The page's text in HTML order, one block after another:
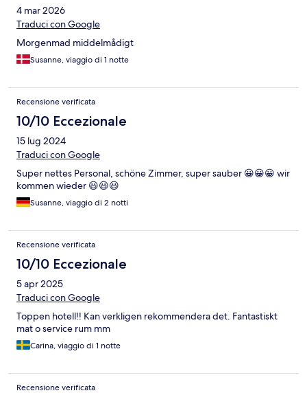
4 mar 2026
Traduci con Google
Morgenmad middelmådigt
Susanne, viaggio di 1 notte
Recensione verificata
10/10 Eccezionale
15 lug 2024
Traduci con Google
Super nettes Personal, schöne Zimmer, super sauber 😀😀😀 wir
kommen wieder 😃😃😃
Susanne, viaggio di 2 notti
Recensione verificata
10/10 Eccezionale
5 apr 2025
Traduci con Google
Toppen hotell!! Kan verkligen rekommendera det. Fantastiskt
mat o service rum mm
Carina, viaggio di 1 notte
Recensione verificata